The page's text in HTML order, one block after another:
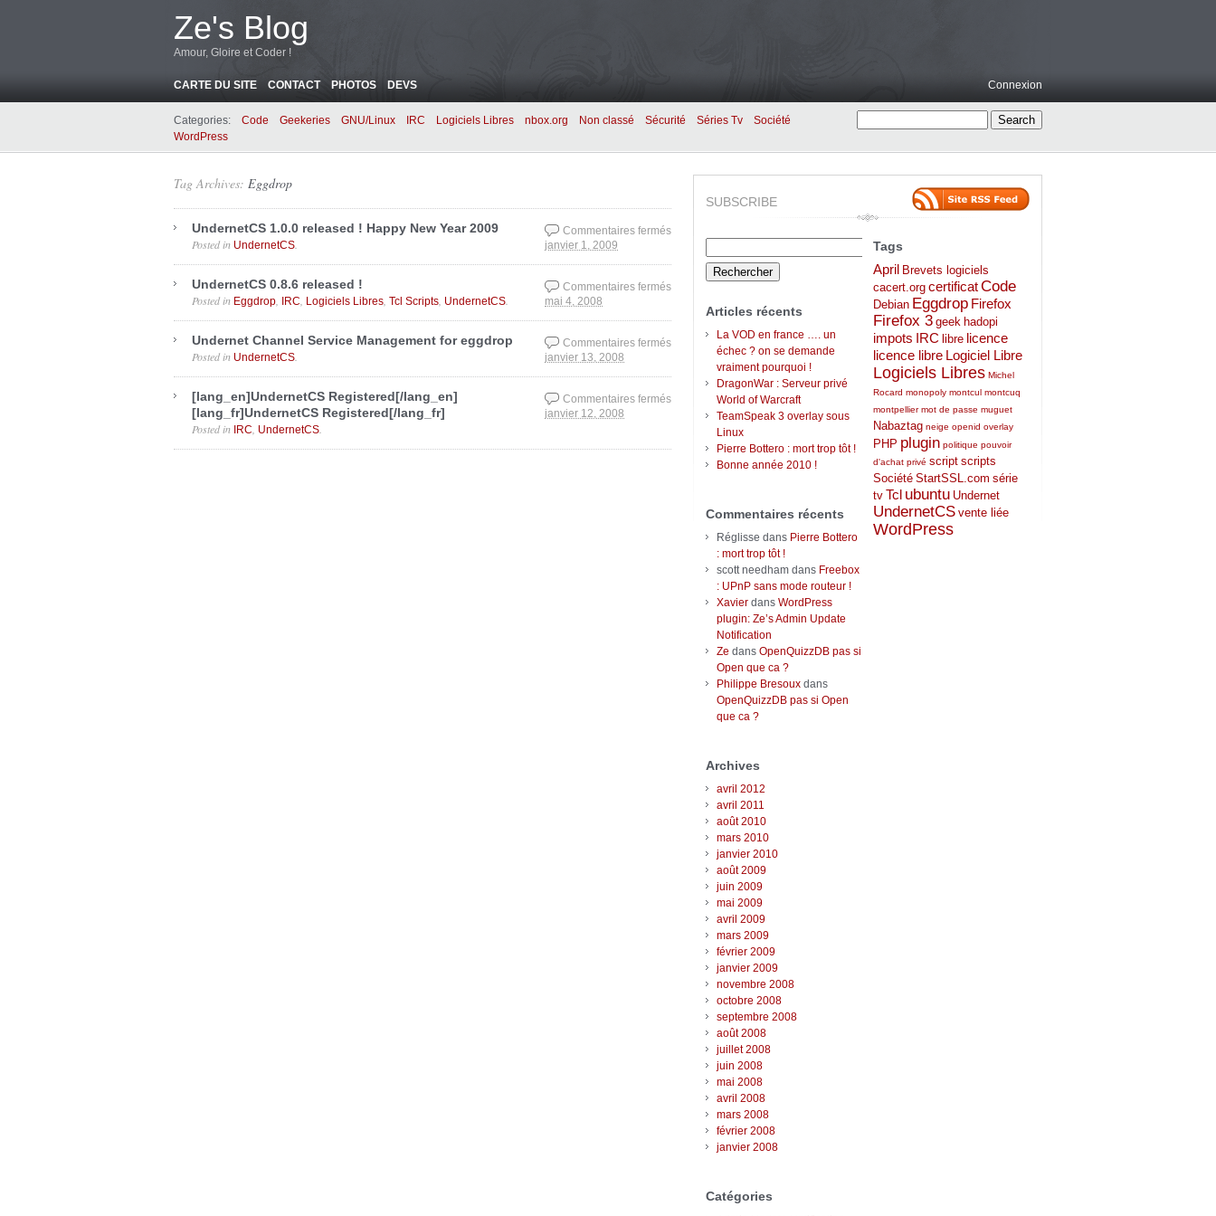
Ze's Blog
Amour, Gloire et Coder !
CARTE DU SITE CONTACT PHOTOS DEVS Connexion
Categories: Code Geekeries GNU/Linux IRC Logiciels Libres nbox.org Non classé Sécurité Séries Tv
Société
WordPress
Tag Archives: Eggdrop
UndernetCS 1.0.0 released ! Happy New Year 2009
janvier 1, 2009
Posted in UndernetCS
Commentaires fermés
sur UndernetCS 1.0.0
released ! Happy
New Year 2009
UndernetCS 0.8.6 released !
mai 4, 2008
Posted in Eggdrop IRC Logiciels Libres Tcl Scripts UndernetCS
Commentaires fermés
sur UndernetCS 0.8.6
released !
Undernet Channel Service Management for eggdrop
janvier 13, 2008
Posted in UndernetCS
Commentaires fermés
sur Undernet
Channel Service
Management for
eggdrop
[lang_en]UndernetCS Registered[/lang_en]
[lang_fr]UndernetCS Registered[/lang_fr]
janvier 12, 2008
Posted in IRC UndernetCS
Commentaires fermés
sur
Registered[/lang_en]
SUBSCRIBE
Articles récents
La VOD en france …. un
échec ? on se demande
vraiment pourquoi !
DragonWar : Serveur privé
World of Warcraft
TeamSpeak 3 overlay sous
Linux
Pierre Bottero : mort trop tôt !
Bonne année 2010 !
Commentaires récents
Réglisse dans Pierre Bottero
: mort trop tôt !
scott needham dans Freebox
: UPnP sans mode routeur !
Xavier dans WordPress
plugin: Ze’s Admin Update
Notification
Ze dans OpenQuizzDB pas si
Open que ca ?
Philippe Bresoux dans
OpenQuizzDB pas si Open
que ca ?
Archives
avril 2012
avril 2011
août 2010
mars 2010
janvier 2010
août 2009
juin 2009
mai 2009
avril 2009
mars 2009
février 2009
janvier 2009
novembre 2008
octobre 2008
septembre 2008
août 2008
juillet 2008
juin 2008
mai 2008
avril 2008
mars 2008
février 2008
janvier 2008
Catégories
Tags
April Brevets logiciels
cacert.org certificatCode
Debian Eggdrop Firefox
Firefox 3 geek hadopi
impots IRC libre licence
licence libre Logiciel Libre
Logiciels Libres Michel
Rocard monopoly montcul montcuq
montpellier mot de passe muguet
Nabaztag neige openid overlay
PHP plugin politique pouvoir
d'achat privé script scripts
Société StartSSL.com série
tv Tcl ubuntu Undernet
UndernetCS vente liée
WordPress